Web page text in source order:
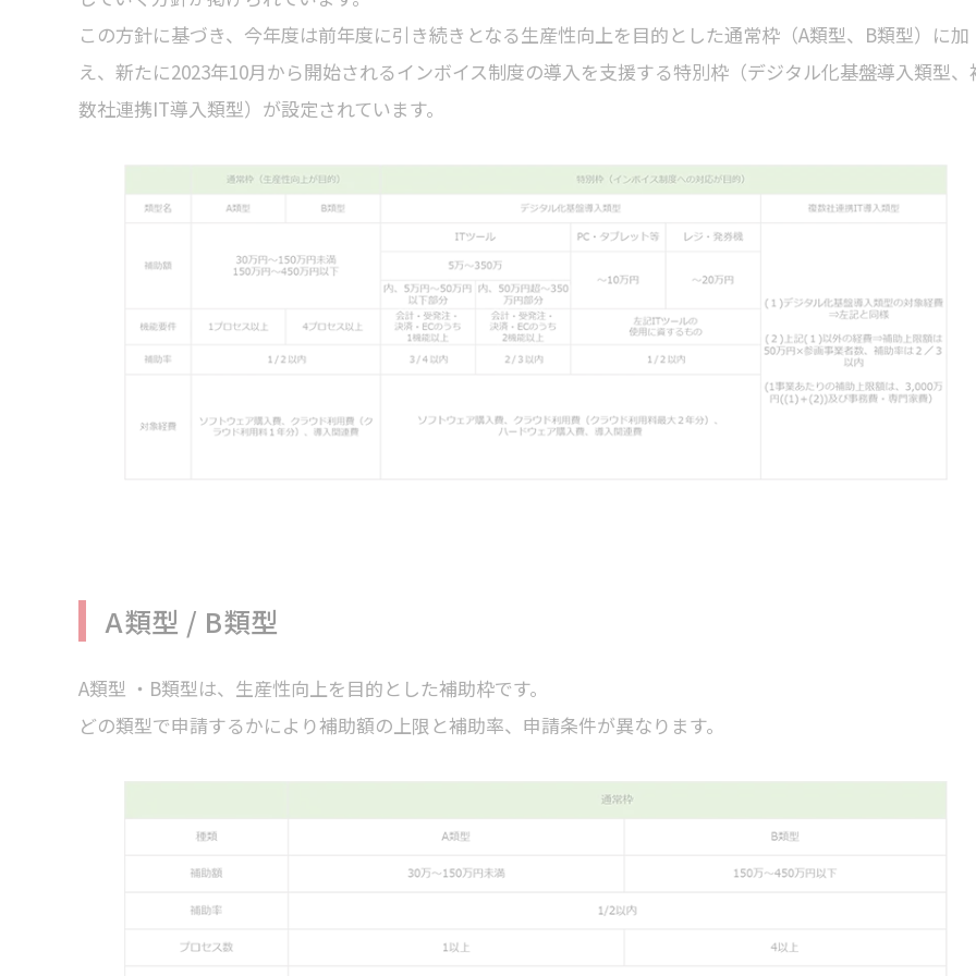
この方針に基づき、今年度は前年度に引き続きとなる生産性向上を目的とした通常枠（A類型、B類型）に加
え、新たに2023年10月から開始されるインボイス制度の導入を支援する特別枠（デジタル化基盤導入類型、
数社連携IT導入類型）が設定されています。
A類型 / B類型
A類型 ・B類型は、生産性向上を目的とした補助枠です。
どの類型で申請するかにより補助額の上限と補助率、申請条件が異なります。